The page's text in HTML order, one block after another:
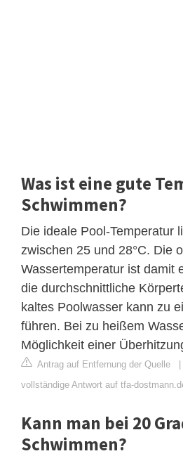
Was ist eine gute
Schwimmen?
Die ideale Pool-Temperatur
zwischen 25 und 28°C. Die
Wassertemperatur ist damit
die durchschnittliche
kaltes Poolwasser kann zu
führen. Bei zu heißem
Möglichkeit einer
Antrag auf Entfernung der Quelle
vollständige Antwort auf tfa-
Kann man bei 20
Schwimmen?